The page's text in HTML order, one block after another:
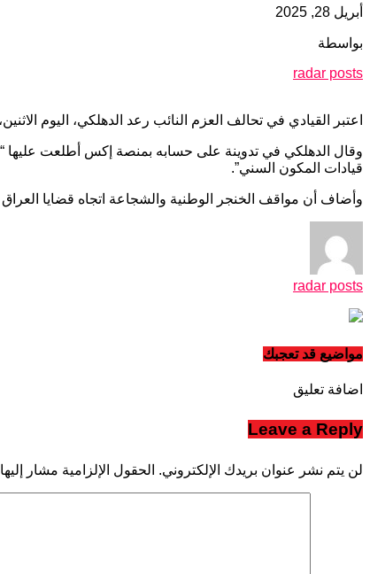
أبريل 28, 2025
بواسطة
radar posts
اعتبر القيادي في تحالف العزم النائب رعد الدهلكي، اليوم
وقال الدهلكي في تدوينة على حسابه بمنصة إكس أطلعت
قيادات المكون السني”.
وأضاف أن مواقف الخنجر الوطنية والشجاعة اتجاه قضايا
radar posts
مواضيع قد تعجبك
اضافة تعليق
Leave a Reply
لن يتم نشر عنوان بريدك الإلكتروني. الحقول الإلزامية مشار إليها